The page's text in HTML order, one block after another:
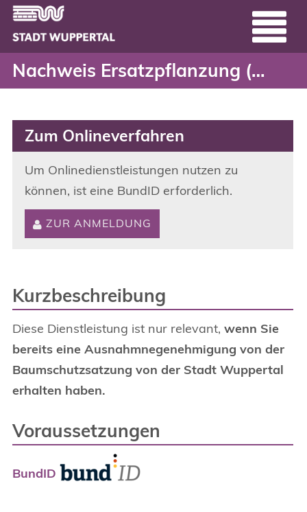
Zum Hauptinhalt springen
Nachweis
Header
Nachweis Ersatzpflanzung (nach Ausnahmegenehmigung von der Baumschutzsatzung)
Zum Onlineverfahren
Um Onlinedienstleistungen nutzen zu
können, ist eine BundID erforderlich.
ZUR ANMELDUNG
Kurzbeschreibung
Diese Dienstleistung ist nur relevant, wenn Sie
bereits eine Ausnahmnegenehmigung von der
Baumschutzsatzung von der Stadt Wuppertal
erhalten haben.
Voraussetzungen
BundID